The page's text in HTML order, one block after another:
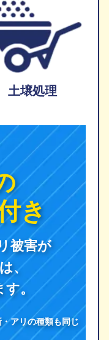
土壌処理
き
被害が
、
。
アリの種類も同じ